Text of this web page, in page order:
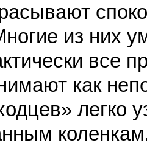
из них
все
как
легко